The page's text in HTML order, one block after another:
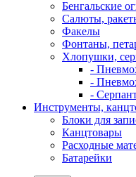
Бенгальские
Салюты,
Факелы
Фонтаны,
Хлопушки,
-
-
-
Инструменты,
Блоки для
Канцтовары
Расходные
Батарейки